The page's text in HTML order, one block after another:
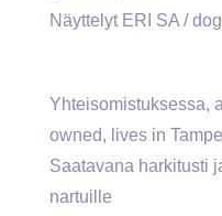
Näyttelyt ERI SA /
Yhteisomistuksessa,
owned, lives in
Saatavana harkitusti
nartuille